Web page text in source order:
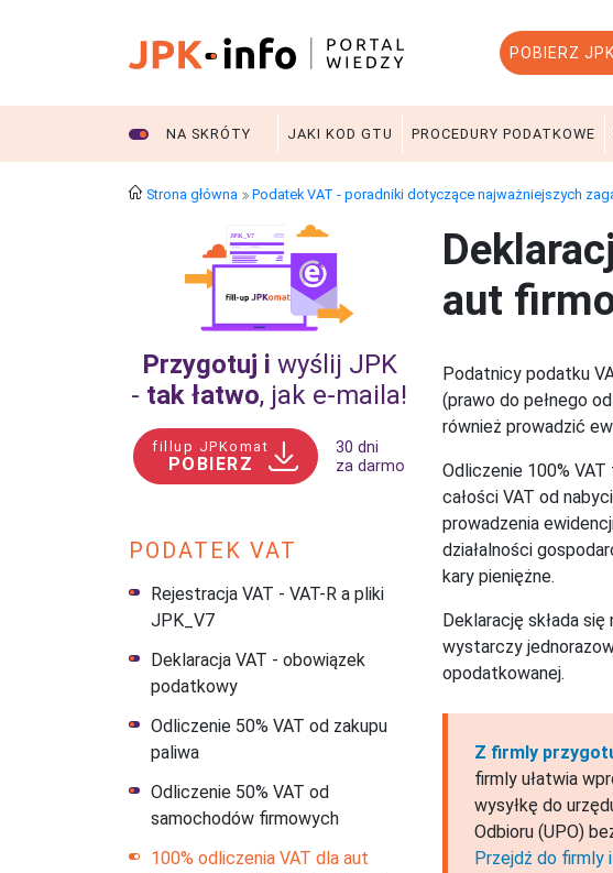
POBIERZ
NA SKRÓTY JAKI KOD GTU PROCEDURY PODATKOWE
Strona główna Podatek VAT - poradniki dotyczące najważniejszych
Przygotuj i wyślij JPK
- tak łatwo, jak e‑maila!
fillup JPKomat
POBIERZ
30 dni
za darmo
PODATEK VAT
Rejestracja VAT - VAT-R a pliki
JPK_V7
Deklaracja VAT - obowiązek
podatkowy
Odliczenie 50% VAT od zakupu
paliwa
Odliczenie 50% VAT od
samochodów firmowych
100% odliczenia VAT dla aut
aut
Podatnicy podatku
(prawo do pełnego
również prowadzić
Odliczenie 100%
całości VAT od
prowadzenia
działalności
kary pieniężne.
Deklarację składa się
wystarczy
opodatkowanej.
Z firmly
firmly ułatwia
wysyłkę do
Odbioru (UPO)
Przejdź do firmly